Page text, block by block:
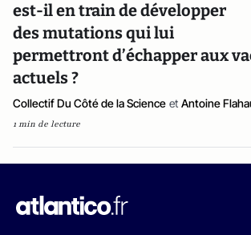
est-il en train de développer
des mutations qui lui
permettront d’échapper aux
actuels ?
Collectif Du Côté de la Science et Antoine
1 min de lecture